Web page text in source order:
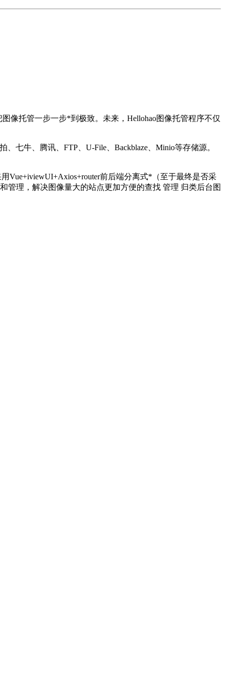
像托管一步一步*到极致。未来，Hellohao图像托管程序不仅
七牛、腾讯、FTP、U-File、Backblaze、Minio等存储源。
Vue+iviewUI+Axios+router前后端分离式*（至于最终是否采
管理，解决图像量大的站点更加方便的查找 管理 归类后台图